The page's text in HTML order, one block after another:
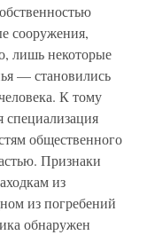
сооружения,
лишь некоторые
— становились
К тому
специализация
общественного
Признаки
из
из погребений
обнаружен